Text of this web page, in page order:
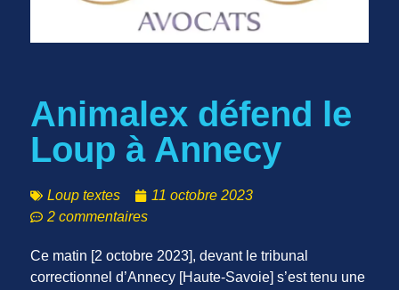
Animalex défend le
Loup à Annecy
Loup textes
11 octobre 2023
2 commentaires
Ce matin [2 octobre 2023], devant le tribunal
correctionnel d’Annecy [Haute-Savoie] s’est tenu une